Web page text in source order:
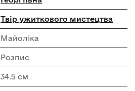
Твір ужиткового мистецтва
Майоліка
Розпис
34.5 см